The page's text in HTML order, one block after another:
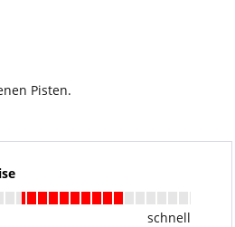
Pisten.
schnell